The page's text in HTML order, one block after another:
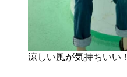
涼しい風が気持ちいい！